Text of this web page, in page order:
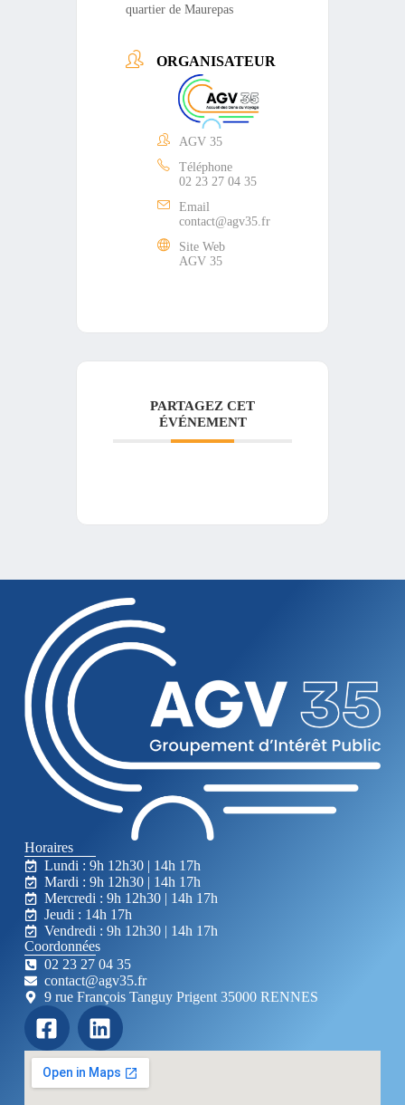
quartier de Maurepas
ORGANISATEUR
AGV 35
Téléphone
02 23 27 04 35
Email
contact@agv35.fr
Site Web
AGV 35
PARTAGEZ CET
ÉVÉNEMENT
Horaires
Lundi : 9h 12h30 | 14h 17h
Mardi : 9h 12h30 | 14h 17h
Mercredi : 9h 12h30 | 14h 17h
Jeudi : 14h 17h
Vendredi : 9h 12h30 | 14h 17h
Coordonnées
02 23 27 04 35
contact@agv35.fr
9 rue François Tanguy Prigent 35000 RENNES